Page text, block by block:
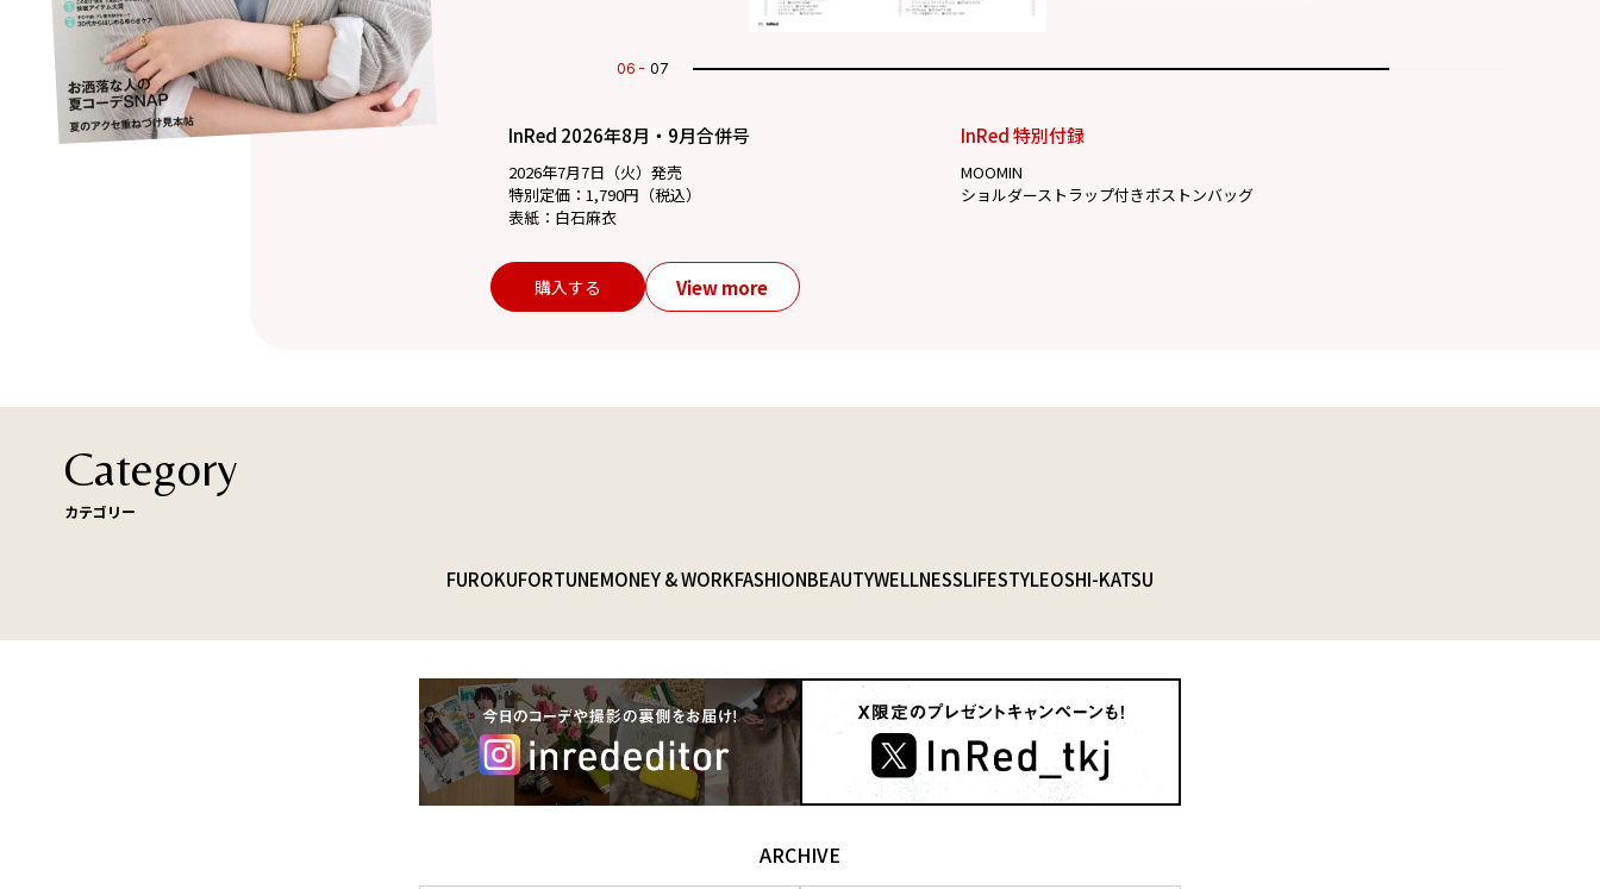
07 07
InRed 2026年8月・9月合併号
2026年7月7日（火）発売
特別定価：1,790円（税込）
表紙：白石麻衣
InRed 特別付録
MOOMIN
ショルダーストラップ付きボストンバッグ
購入する View more
Category
カテゴリー
FUROKUFORTUNEMONEY & WORKFASHIONBEAUTYWELLNESSLIFESTYLEOSHI-KATSU
ARCHIVE